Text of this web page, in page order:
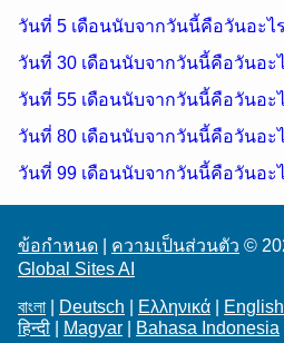
วันที่ 5 เดือนนับจากวันนี้คือวันอะไ
วันที่ 30 เดือนนับจากวันนี้คือวันอะ
วันที่ 55 เดือนนับจากวันนี้คือวันอะ
วันที่ 80 เดือนนับจากวันนี้คือวันอะ
วันที่ 99 เดือนนับจากวันนี้คือวันอะ
ข้อกำหนด ความเป็นส่วนตัว ©
Global Sites AI
বাংলা
Deutsch Ελληνικά English
हिन्दी
Magyar Bahasa Indonesia